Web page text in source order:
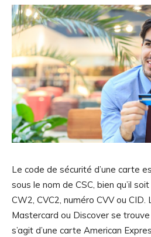
Le code de sécurité d’une carte
sous le nom de CSC, bien qu’il
CW2, CVC2, numéro CVV ou CID.
Mastercard ou Discover se trouve
s’agit d’une carte American